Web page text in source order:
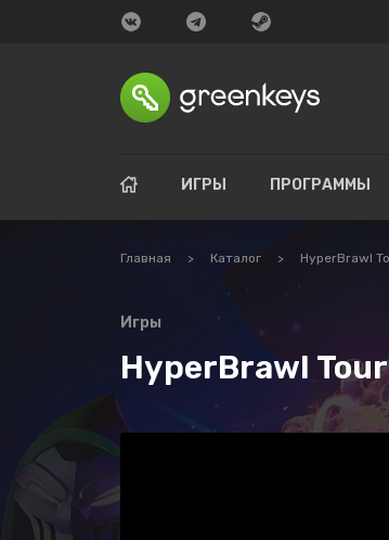
ИГРЫ ПРОГРАММЫ
Главная > Каталог > HyperBrawl
Игры
HyperBrawl